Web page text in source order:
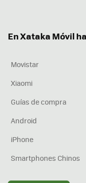
En Xataka Móvil
Movistar
Xiaomi
Guías de compra
Android
iPhone
Smartphones Chinos